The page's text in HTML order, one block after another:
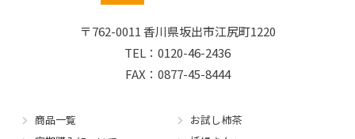
〒762-0011香川県坂出市江尻町1220
TEL：0120-46-2436
FAX：0877-45-8444
商品一覧
お試し柿茶